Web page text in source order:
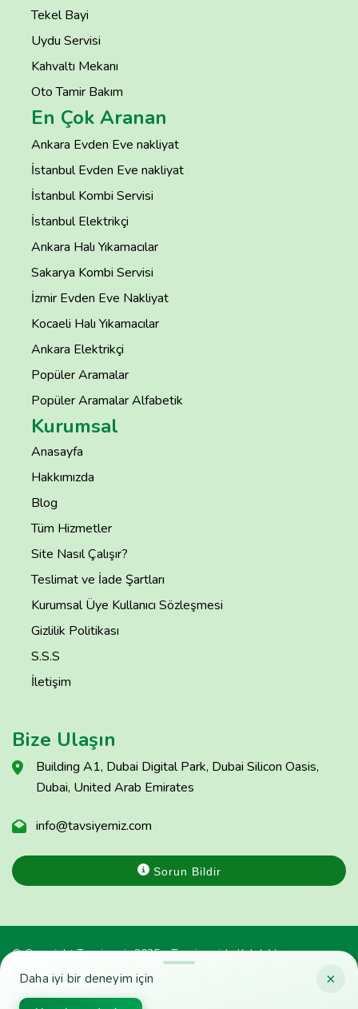
×
Daha iyi bir deneyim için
Tekel Bayi
Uydu Servisi
Kahvaltı Mekanı
Oto Tamir Bakım
En Çok Aranan
Ankara Evden Eve nakliyat
İstanbul Evden Eve nakliyat
İstanbul Kombi Servisi
İstanbul Elektrikçi
Ankara Halı Yıkamacılar
Sakarya Kombi Servisi
İzmir Evden Eve Nakliyat
Kocaeli Halı Yıkamacılar
Ankara Elektrikçi
Popüler Aramalar
Popüler Aramalar Alfabetik
Kurumsal
Anasayfa
Hakkımızda
Blog
Tüm Hizmetler
Site Nasıl Çalışır?
Teslimat ve İade Şartları
Kurumsal Üye Kullanıcı Sözleşmesi
Gizlilik Politikası
S.S.S
İletişim
Bize Ulaşın
Building A1, Dubai Digital Park, Dubai Silicon Oasis,
Dubai, United Arab Emirates
info@tavsiyemiz.com
Sorun Bildir
© Copyright Tavsiyemiz 2025 - Tavsiyemiz'e Kulak Ver